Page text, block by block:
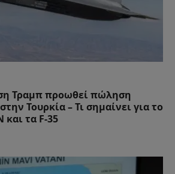
Τραμπ προωθεί πώληση
Τουρκία – Τι σημαίνει για το
τα F-35